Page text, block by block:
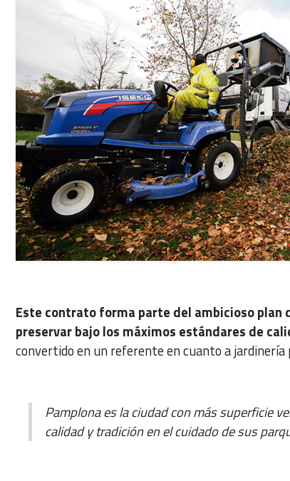
Este contrato forma parte del ambicioso plan
preservar bajo los máximos estándares de
convertido en un referente en cuanto a jardinería
Pamplona es la ciudad con más superficie
calidad y tradición en el cuidado de sus